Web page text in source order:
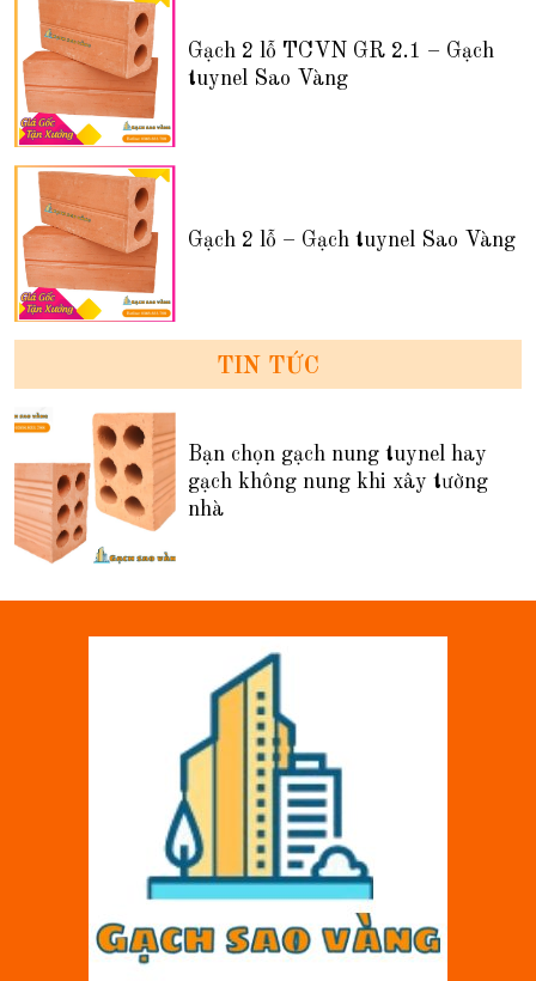
Gạch 2 lỗ TCVN GR 2.1 – Gạch
tuynel Sao Vàng
Gạch 2 lỗ – Gạch tuynel Sao Vàng
TIN TỨC
Bạn chọn gạch nung tuynel hay
gạch không nung khi xây tường
nhà